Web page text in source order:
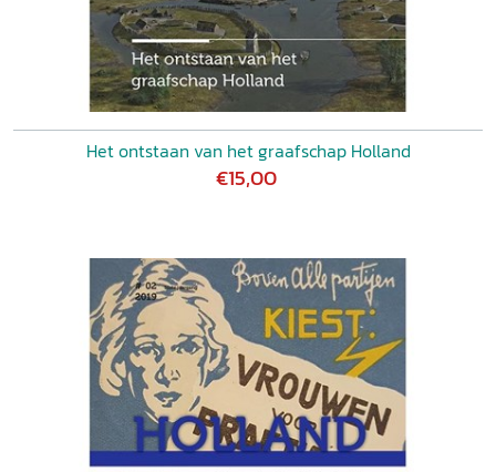
Het ontstaan van het graafschap Holland
€15,00